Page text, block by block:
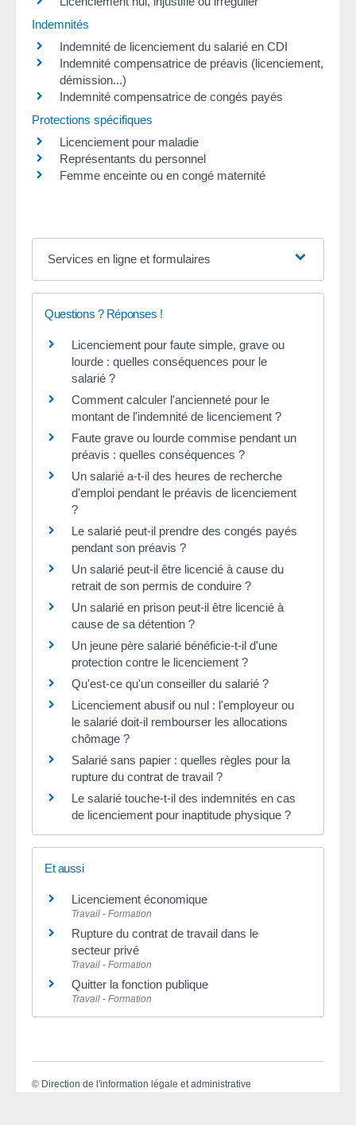
Indemnités
Indemnité de licenciement du salarié en CDI
Indemnité compensatrice de préavis (licenciement,
démission...)
Indemnité compensatrice de congés payés
Protections spécifiques
Licenciement pour maladie
Représentants du personnel
Femme enceinte ou en congé maternité
Services en ligne et formulaires
Questions ? Réponses !
Licenciement pour faute simple, grave ou
lourde : quelles conséquences pour le
salarié ?
Comment calculer l'ancienneté pour le
montant de l'indemnité de licenciement ?
Faute grave ou lourde commise pendant un
préavis : quelles conséquences ?
Un salarié a-t-il des heures de recherche
d'emploi pendant le préavis de licenciement
?
Le salarié peut-il prendre des congés payés
pendant son préavis ?
Un salarié peut-il être licencié à cause du
retrait de son permis de conduire ?
Un salarié en prison peut-il être licencié à
cause de sa détention ?
Un jeune père salarié bénéficie-t-il d'une
protection contre le licenciement ?
Qu'est-ce qu'un conseiller du salarié ?
Licenciement abusif ou nul : l'employeur ou
le salarié doit-il rembourser les allocations
chômage ?
Salarié sans papier : quelles règles pour la
rupture du contrat de travail ?
Le salarié touche-t-il des indemnités en cas
de licenciement pour inaptitude physique ?
Et aussi
Licenciement économique
Travail - Formation
Rupture du contrat de travail dans le
secteur privé
Travail - Formation
Quitter la fonction publique
Travail - Formation
© Direction de l'information légale et administrative